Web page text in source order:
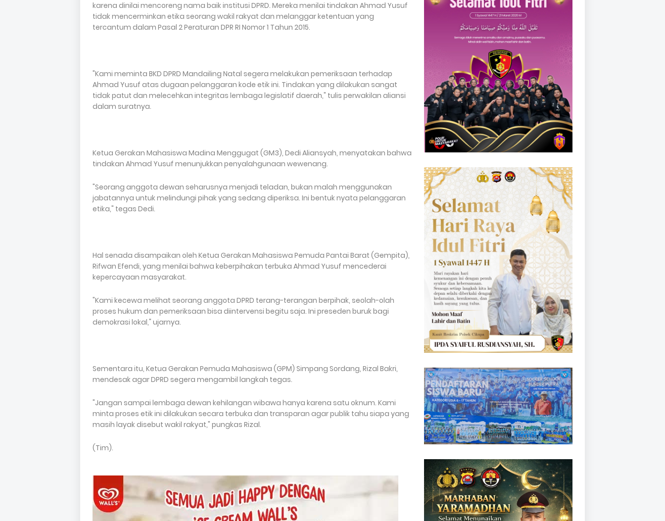
karena dinilai mencoreng nama baik institusi DPRD. Mereka menilai tindakan Ahmad Yusuf
tidak mencerminkan etika seorang wakil rakyat dan melanggar ketentuan yang
tercantum dalam Pasal 2 Peraturan DPR RI Nomor 1 Tahun 2015.
"Kami meminta BKD DPRD Mandailing Natal segera melakukan pemeriksaan terhadap
Ahmad Yusuf atas dugaan pelanggaran kode etik ini. Tindakan yang dilakukan sangat
tidak patut dan melecehkan integritas lembaga legislatif daerah," tulis perwakilan aliansi
dalam suratnya.
Ketua Gerakan Mahasiswa Madina Menggugat (GM3), Dedi Aliansyah, menyatakan bahwa
tindakan Ahmad Yusuf menunjukkan penyalahgunaan wewenang.
"Seorang anggota dewan seharusnya menjadi teladan, bukan malah menggunakan
jabatannya untuk melindungi pihak yang sedang diperiksa. Ini bentuk nyata pelanggaran
etika," tegas Dedi.
Hal senada disampaikan oleh Ketua Gerakan Mahasiswa Pemuda Pantai Barat (Gempita),
Rifwan Efendi, yang menilai bahwa keberpihakan terbuka Ahmad Yusuf mencederai
kepercayaan masyarakat.
"Kami kecewa melihat seorang anggota DPRD terang-terangan berpihak, seolah-olah
proses hukum dan pemeriksaan bisa diintervensi begitu saja. Ini preseden buruk bagi
demokrasi lokal," ujarnya.
Sementara itu, Ketua Gerakan Pemuda Mahasiswa (GPM) Simpang Sordang, Rizal Bakri,
mendesak agar DPRD segera mengambil langkah tegas.
"Jangan sampai lembaga dewan kehilangan wibawa hanya karena satu oknum. Kami
minta proses etik ini dilakukan secara terbuka dan transparan agar publik tahu siapa yang
masih layak disebut wakil rakyat," pungkas Rizal.
(Tim).